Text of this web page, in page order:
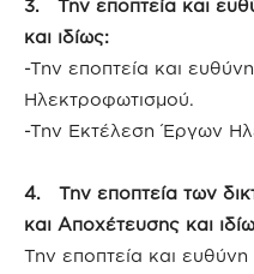
3. Την εποπτεία και
και ιδίως:
-Την εποπτεία και
Ηλεκτροφωτισμού.
-Την Εκτέλεση Έργων
4. Την εποπτεία των
και Αποχέτευσης και
Την εποπτεία και